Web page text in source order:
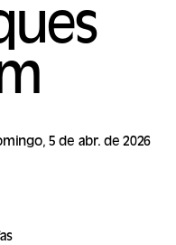
5 de abr. de 2026